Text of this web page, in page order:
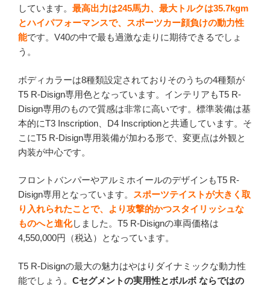
しています。 最高出力は245馬力、最大トルクは35.7kgm
とハイパフォーマンスで、スポーツカー顔負けの動力性
能です。V40の中で最も過激な走りに期待できるでしょ
う。
ボディカラーは8種類設定されておりそのうちの4種類が
T5 R-Disign専用色となっています。インテリアもT5 R-
Disign専用のもので質感は非常に高いです。標準装備は基
本的にT3 Inscription、D4 Inscriptionと共通しています。そ
こにT5 R-Disign専用装備が加わる形で、変更点は外観と
内装が中心です。
フロントバンパーやアルミホイールのデザインもT5 R-
Disign専用となっています。
スポーツテイストが大きく取
り入れられたことで、より攻撃的かつスタイリッシュな
ものへと進化しました。T5 R-Disignの車両価格は
4,550,000円（税込）となっています。
T5 R-Disignの最大の魅力はやはりダイナミックな動力性
能でしょう。 Cセグメントの実用性とボルボ ならではの